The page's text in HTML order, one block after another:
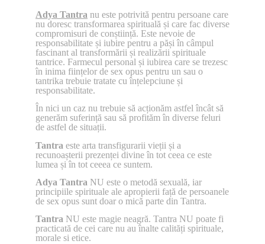
Adya Tantra nu este potrivită pentru persoane care
nu doresc transformarea spirituală și care fac diverse
compromisuri de conștiință. Este nevoie de
responsabilitate și iubire pentru a păși în câmpul
fascinant al transformării și realizării spirituale
tantrice. Farmecul personal și iubirea care se trezesc
în inima ființelor de sex opus pentru un sau o
tantrika trebuie tratate cu înțelepciune și
responsabilitate.
În nici un caz nu trebuie să acționăm astfel încât să
generăm suferință sau să profităm în diverse feluri
de astfel de situații.
Tantra este arta transfigurarii vieții și a
recunoașterii prezenței divine în tot ceea ce este
lumea și în tot ceeea ce suntem.
Adya Tantra NU este o metodă sexuală, iar
principiile spirituale ale apropierii față de persoanele
de sex opus sunt doar o mică parte din Tantra.
Tantra NU este magie neagră. Tantra NU poate fi
practicată de cei care nu au înalte calități spirituale,
morale si etice.